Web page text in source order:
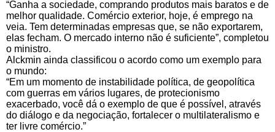
“Ganha a sociedade, comprando produtos mais baratos e de
melhor qualidade. Comércio exterior, hoje, é emprego na
veia. Tem determinadas empresas que, se não exportarem,
elas fecham. O mercado interno não é suficiente”, completou
o ministro.
Alckmin ainda classificou o acordo como um exemplo para
o mundo:
“Em um momento de instabilidade política, de geopolítica
com guerras em vários lugares, de protecionismo
exacerbado, você dá o exemplo de que é possível, através
do diálogo e da negociação, fortalecer o multilateralismo e
ter livre comércio.”